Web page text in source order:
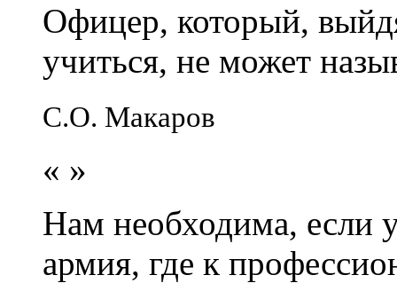
Офицер, который,
учиться, не может
С.О. Макаров
« »
Нам необходима, если
армия, где к